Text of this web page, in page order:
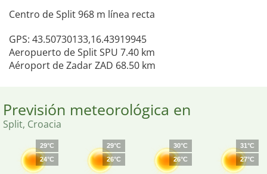
Centro de Split 968 m línea recta
GPS: 43.50730133,16.43919945
Aeropuerto de Split SPU 7.40 km
Aéroport de Zadar ZAD 68.50 km
Previsión meteorológica en
Split, Croacia
29°C
24°C
29°C
26°C
30°C
26°C
31°C
27°C